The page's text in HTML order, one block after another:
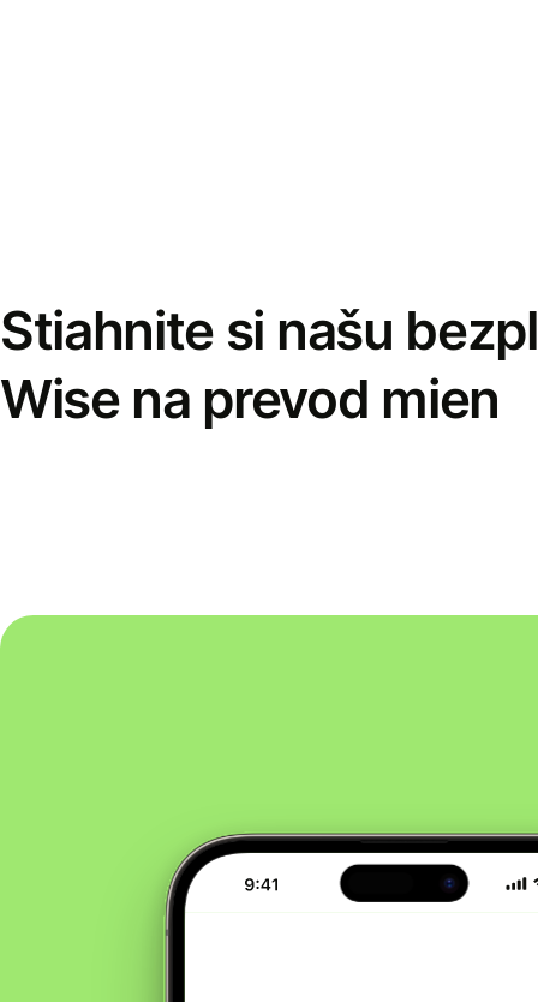
Stiahnite si našu
Wise na prevod mien